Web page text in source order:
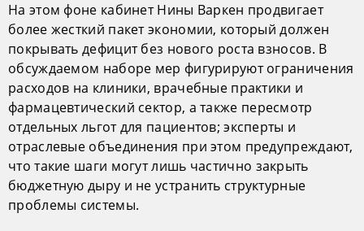
На этом фоне кабинет Нины Варкен продвигает
более жесткий пакет экономии, который должен
покрывать дефицит без нового роста взносов. В
обсуждаемом наборе мер фигурируют ограничения
расходов на клиники, врачебные практики и
фармацевтический сектор, а также пересмотр
отдельных льгот для пациентов; эксперты и
отраслевые объединения при этом предупреждают,
что такие шаги могут лишь частично закрыть
бюджетную дыру и не устранить структурные
проблемы системы.